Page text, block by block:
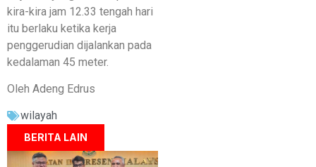
kira-kira jam 12.33 tengah hari
itu berlaku ketika kerja
penggerudian dijalankan pada
kedalaman 45 meter.
Oleh Adeng Edrus
wilayah
BERITA LAIN